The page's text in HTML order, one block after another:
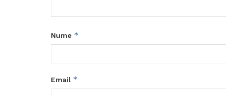
Nume *
Email *